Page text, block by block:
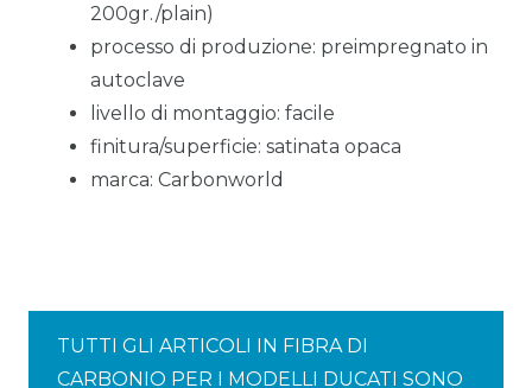
200gr./plain)
processo di produzione: preimpregnato in
autoclave
livello di montaggio: facile
finitura/superficie: satinata opaca
marca: Carbonworld
TUTTI GLI ARTICOLI IN FIBRA DI
CARBONIO PER I MODELLI DUCATI SONO